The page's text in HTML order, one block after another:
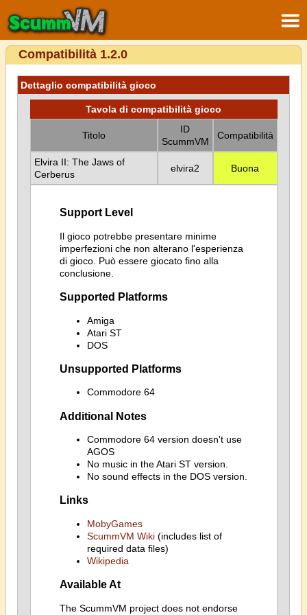
Compatibilità 1.2.0
Dettaglio compatibilità gioco
Tavola di compatibilità gioco
Titolo
ID
ScummVM
Compatibilità
Elvira II: The Jaws of
Cerberus
elvira2 Buona
Support Level
Il gioco potrebbe presentare minime
imperfezioni che non alterano l'esperienza
di gioco. Può essere giocato fino alla
conclusione.
Supported Platforms
Amiga
Atari ST
DOS
Unsupported Platforms
Commodore 64
Additional Notes
Commodore 64 version doesn't use
AGOS
No music in the Atari ST version.
No sound effects in the DOS version.
Links
MobyGames
ScummVM Wiki(includes list of
required data files)
Wikipedia
Available At
The ScummVM project does not endorse